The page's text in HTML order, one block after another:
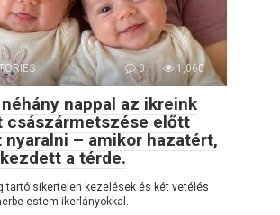
0 1,060
nappal az ikreink
császármetszése előtt
– amikor hazatért,
a térde.
tartó sikertelen kezelések és két vetélés
estem ikerlányokkal.